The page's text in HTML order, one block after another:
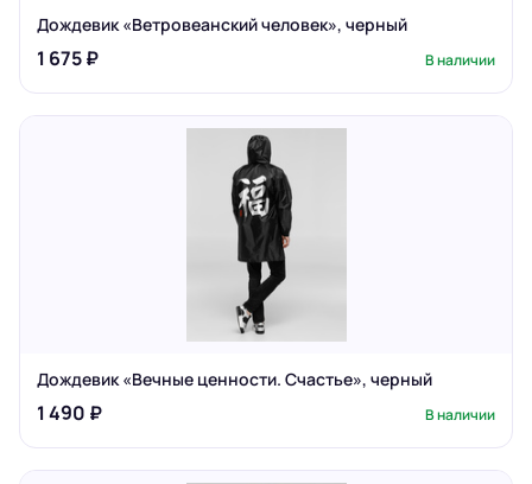
Дождевик «Ветровеанский человек», черный
1 675 ₽ В наличии
Дождевик «Вечные ценности. Счастье», черный
1 490 ₽ В наличии